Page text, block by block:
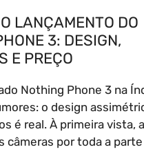
LANÇAMENTO DO
3: DESIGN,
E PREÇO
Nothing Phone 3 na
o design
é real. À primeira vista, a
câmeras por toda a